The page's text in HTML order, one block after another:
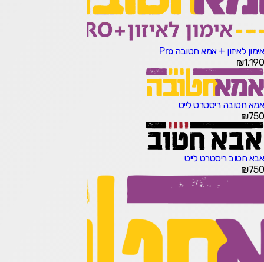
אימון לאיזון + אמא חטובה Pro
₪1,190
אמא חטובה ריסטרט לייט
₪750
אבא חטוב ריסטרט לייט
₪750